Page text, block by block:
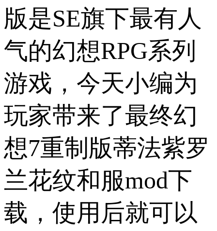
版是SE旗下最有人
气的幻想RPG系列
游戏，今天小编为
玩家带来了最终幻
想7重制版蒂法紫罗
兰花纹和服mod下
载，使用后就可以